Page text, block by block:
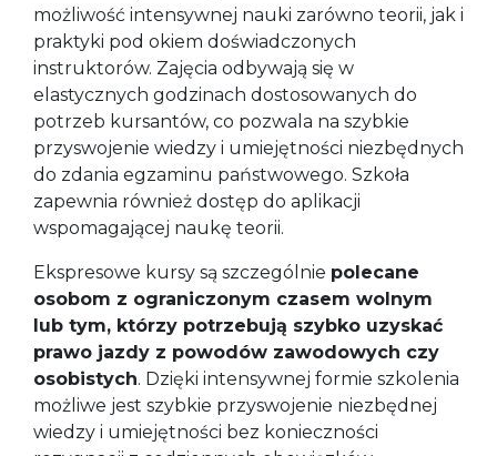
możliwość intensywnej nauki zarówno teorii, jak i
praktyki pod okiem doświadczonych
instruktorów. Zajęcia odbywają się w
elastycznych godzinach dostosowanych do
potrzeb kursantów, co pozwala na szybkie
przyswojenie wiedzy i umiejętności niezbędnych
do zdania egzaminu państwowego. Szkoła
zapewnia również dostęp do aplikacji
wspomagającej naukę teorii.
Ekspresowe kursy są szczególnie polecane
osobom z ograniczonym czasem wolnym
lub tym, którzy potrzebują szybko uzyskać
prawo jazdy z powodów zawodowych czy
osobistych. Dzięki intensywnej formie szkolenia
możliwe jest szybkie przyswojenie niezbędnej
wiedzy i umiejętności bez konieczności